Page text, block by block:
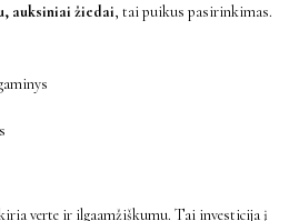
auksiniai žiedai, tai puikus pasirinkimas.
verte ir ilgaamžiškumu. Tai investicija į